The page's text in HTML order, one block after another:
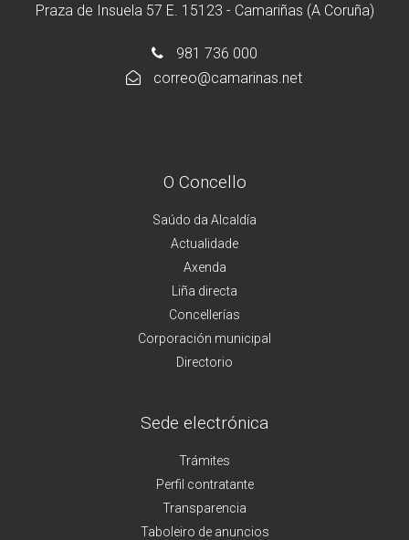
Praza de Insuela 57 E. 15123 - Camariñas (A Coruña)
981 736 000
correo@camarinas.net
O Concello
Saúdo da Alcaldía
Actualidade
Axenda
Liña directa
Concellerías
Corporación municipal
Directorio
Sede electrónica
Trámites
Perfil contratante
Transparencia
Taboleiro de anuncios